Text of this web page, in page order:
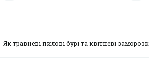
Як травневі пилові бурі та квітневі